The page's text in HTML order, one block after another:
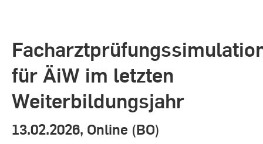
für ÄiW im letzten
Weiterbildungsjahr
13.02.2026, Online (BO)